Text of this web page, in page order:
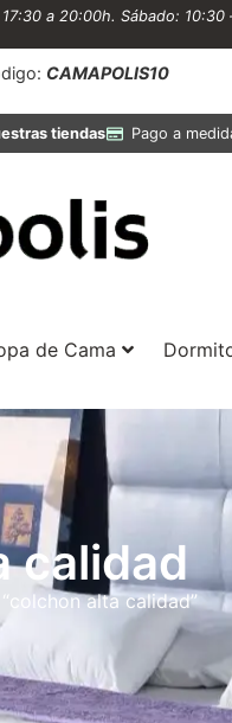
a 20:00h. Sábado: 10:30
CAMAPOLIS10
tiendas Pago a
de Cama
calidad
alta calidad”